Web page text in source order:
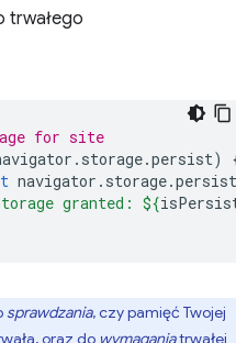
trwałego
for site
. storage.persist)
navigator . storage.persist
granted: ${
sprawdzania, czy pamięć Twojej
oraz do wymaganiatrwałej